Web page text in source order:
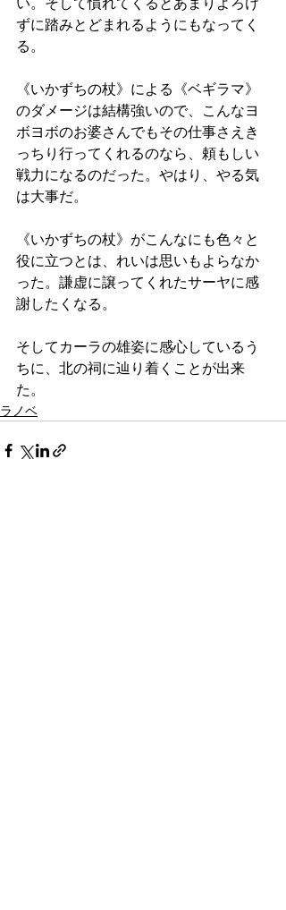
ずに踏みとどまれるようにもなってく
る。
《いかずちの杖》による《ベギラマ》
のダメージは結構強いので、こんなヨ
ボヨボのお婆さんでもその仕事さえき
っちり行ってくれるのなら、頼もしい
戦力になるのだった。やはり、やる気
は大事だ。
《いかずちの杖》がこんなにも色々と
役に立つとは、れいは思いもよらなか
った。謙虚に譲ってくれたサーヤに感
謝したくなる。
そしてカーラの雄姿に感心しているう
ちに、北の祠に辿り着くことが出来
た。
ラノベ